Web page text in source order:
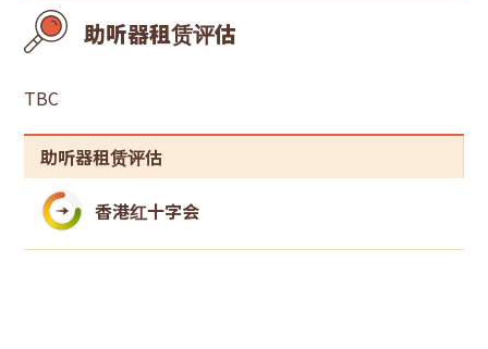
助听器租赁评估
TBC
助听器租赁评估
香港红十字会